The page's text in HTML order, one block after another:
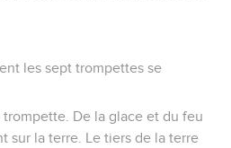
les sept trompettes se
De la glace et du feu
sur la terre. Le tiers de la terre